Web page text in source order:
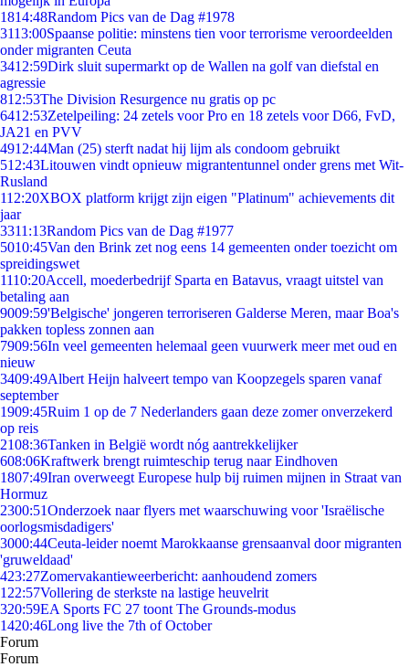
1814:48Random Pics van de Dag #1978
3113:00Spaanse politie: minstens tien voor terrorisme veroordeelden
onder migranten Ceuta
3412:59Dirk sluit supermarkt op de Wallen na golf van diefstal en
agressie
812:53The Division Resurgence nu gratis op pc
6412:53Zetelpeiling: 24 zetels voor Pro en 18 zetels voor D66, FvD,
JA21 en PVV
4912:44Man (25) sterft nadat hij lijm als condoom gebruikt
512:43Litouwen vindt opnieuw migrantentunnel onder grens met Wit-
Rusland
112:20XBOX platform krijgt zijn eigen "Platinum" achievements dit
jaar
3311:13Random Pics van de Dag #1977
5010:45Van den Brink zet nog eens 14 gemeenten onder toezicht om
spreidingswet
1110:20Accell, moederbedrijf Sparta en Batavus, vraagt uitstel van
betaling aan
9009:59'Belgische' jongeren terroriseren Galderse Meren, maar Boa's
pakken topless zonnen aan
7909:56In veel gemeenten helemaal geen vuurwerk meer met oud en
nieuw
3409:49Albert Heijn halveert tempo van Koopzegels sparen vanaf
september
1909:45Ruim 1 op de 7 Nederlanders gaan deze zomer onverzekerd
op reis
2108:36Tanken in België wordt nóg aantrekkelijker
608:06Kraftwerk brengt ruimteschip terug naar Eindhoven
1807:49Iran overweegt Europese hulp bij ruimen mijnen in Straat van
Hormuz
2300:51Onderzoek naar flyers met waarschuwing voor 'Israëlische
oorlogsmisdadigers'
3000:44Ceuta-leider noemt Marokkaanse grensaanval door migranten
'gruweldaad'
423:27Zomervakantieweerbericht: aanhoudend zomers
1 22:57Vollering de sterkste na lastige heuvelrit
320:59EA Sports FC 27 toont The Grounds-modus
1420:46Long live the 7th of October
Forum
Forum